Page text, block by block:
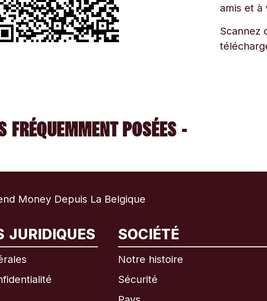
amis et à
Scannez
FRÉQUEMMENT POSÉES -
Money Depuis La Belgique
JURIDIQUES SOCIÉTÉ
Notre histoire
Sécurité
International
Brésil